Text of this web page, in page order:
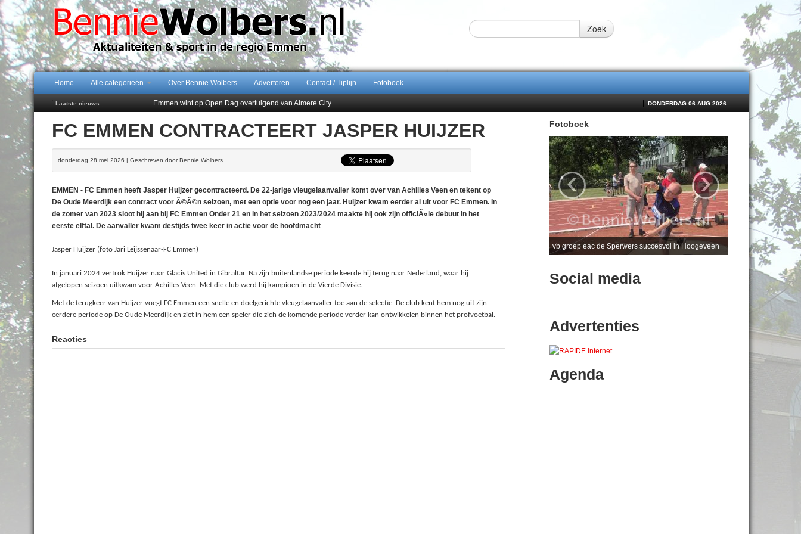
Zoek
Home Alle categorieën Over Bennie Wolbers Adverteren Contact / Tiplijn Fotoboek
Laatste nieuws
Emmen wint op Open Dag overtuigend van Almere City
Jubileumfeest 35 jaar De Amer
Hunzeloopwandeltocht keert op 19 september 2026 terug naar Zuidlaren
102 kaarsen voor eeuwling Mieke Sijbom-Maatje
DONDERDAG 06 AUG 2026
FC EMMEN CONTRACTEERT JASPER HUIJZER
donderdag 28 mei 2026 | Geschreven door Bennie Wolbers
EMMEN - FC Emmen heeft Jasper Huijzer gecontracteerd. De 22-jarige vleugelaanvaller komt over van Achilles Veen en tekent op
De Oude Meerdijk een contract voor Ã©Ã©n seizoen, met een optie voor nog een jaar. Huijzer kwam eerder al uit voor FC Emmen. In
de zomer van 2023 sloot hij aan bij FC Emmen Onder 21 en in het seizoen 2023/2024 maakte hij ook zijn officiÃ«le debuut in het
eerste elftal. De aanvaller kwam destijds twee keer in actie voor de hoofdmacht
Jasper Huijzer (foto Jari Leijssenaar-FC Emmen)
In januari 2024 vertrok Huijzer naar Glacis United in Gibraltar. Na zijn buitenlandse periode keerde hij terug naar Nederland, waar hij
afgelopen seizoen uitkwam voor Achilles Veen. Met die club werd hij kampioen in de Vierde Divisie.
Met de terugkeer van Huijzer voegt FC Emmen een snelle en doelgerichte vleugelaanvaller toe aan de selectie. De club kent hem nog uit zijn
eerdere periode op De Oude Meerdijk en ziet in hem een speler die zich de komende periode verder kan ontwikkelen binnen het profvoetbal.
Reacties
Fotoboek
vb groep eac de Sperwers succesvol in Hoogeveen
‹ ›
Social media
Advertenties
Agenda